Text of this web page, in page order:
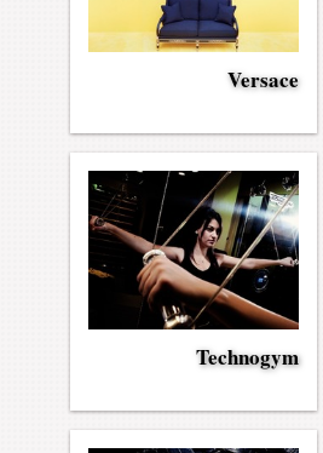
Versace
Technogym